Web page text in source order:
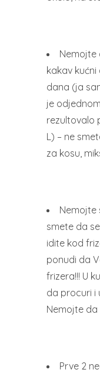
Nemojte
kakav
dana (ja
je
rezultovalo
L) – ne
za kosu,
Nemojte
smete da
idite kod
ponudi da
frizera!!! U
da procuri i
Nemojte da
Prve 2